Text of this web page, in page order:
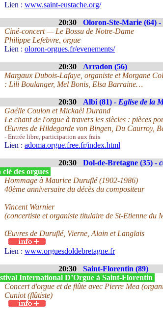
Lien : www.saint-eustache.org/
20:30 Oloron-Ste-Marie (64) -
Ciné-concert — Le Bossu de Notre-Dame
Philippe Lefebvre, orgue
Lien : oloron-orgues.fr/evenements/
20:30 Arradon (56)
Margaux Dubois-Lafaye, organiste et Morgane
: Lili Boulanger, Mel Bonis, Elsa Barraine…
20:30 Albi (81) - Eglise de la
Gaëlle Coulon et Mickaël Durand
Le chant de l'orgue à travers les siècles : pièces
Œuvres de Hildegarde von Bingen, Du Caurroy,
- Entrée libre, participation aux frais
Lien : adoma.orgue.free.fr/index.html
20:30 Dol-de-Bretagne (35) -
des orgues
Hommage à Maurice Duruflé (1902-1986)
40ème anniversaire du décès du compositeur
Vincent Warnier
(concertiste et organiste titulaire de St-Etienne du
Œuvres de Duruflé, Vierne, Alain et Langlais
Lien : www.orguesdoldebretagne.fr
20:30 Saint-Florentin (89)
International D’Orgue à Saint-Florentin
Concert d'orgue et de flûte avec Pierre Mea
Cuniot (flûtiste)